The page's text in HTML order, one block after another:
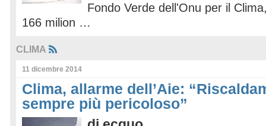
Fondo Verde dell'Onu per il
166 milion …
CLIMA
11 dicembre 2014
Clima, allarme dell’Aie:
sempre più pericoloso”